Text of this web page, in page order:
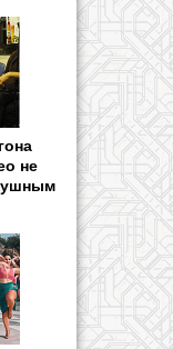
не